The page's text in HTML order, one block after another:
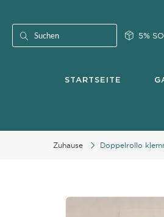
Content
Search 5%
STARTSEITE
Zuhause Doppelrollo